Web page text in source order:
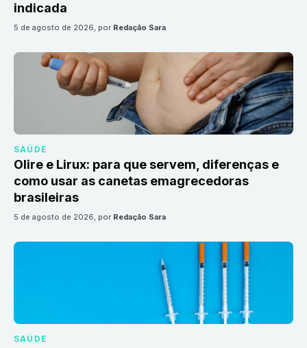
indicada
5 de agosto de 2026, por Redação Sara
SAÚDE
Olire e Lirux: para que servem, diferenças e
como usar as canetas emagrecedoras
brasileiras
5 de agosto de 2026, por Redação Sara
SAÚDE